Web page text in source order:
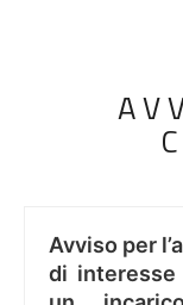
Avviso per
di interesse